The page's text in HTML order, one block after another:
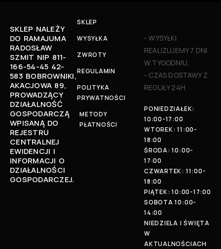
SKLEP NALEŻY
DO RAMAJUMA
RADOSŁAW
SZMIT NIP 811-
166-54-45 42-
583 BOBROWNIKI,
AKACJOWA 89,
PROWADZĄCY
DZIAŁALNOŚĆ
GOSPODARCZĄ
WPISANĄ DO
REJESTRU
CENTRALNEJ
EWIDENCJI I
INFORMACJI O
DZIAŁALNOŚCI
GOSPODARCZEJ.
SKLEP
WYSYŁKA
ZWROTY
REGULAMIN
POLITYKA
PRYWATNOŚCI
METODY
PŁATNOŚCI
- WYSYŁKI
REALIZUJEMY 7 DNI
W TYGODNIU,
- CZAS DOSTAWY Z
REGUŁY 24H
PONIEDZIAŁEK:
10:00-17:00
WTOREK: 11:00-
18:00
ŚRODA: 10:00-
17:00
CZWARTEK: 11:00-
18:00
PIĄTEK: 10:00-17:00
SOBOTA 10:00-
14:00
NIEDZIELA I ŚWIĘTA
W
AKTUALNOŚCIACH